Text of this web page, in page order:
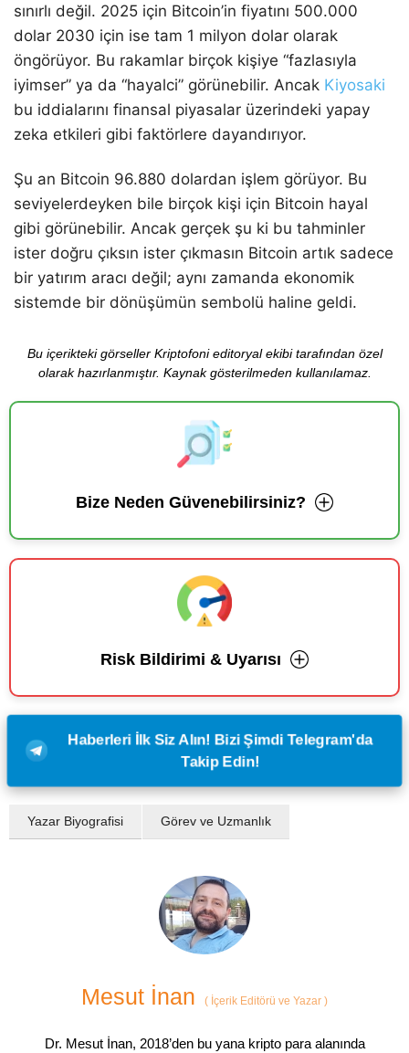
sınırlı değil. 2025 için Bitcoin’in fiyatını 500.000
dolar 2030 için ise tam 1 milyon dolar olarak
öngörüyor. Bu rakamlar birçok kişiye “fazlasıyla
iyimser” ya da “hayalci” görünebilir. Ancak Kiyosaki
bu iddialarını finansal piyasalar üzerindeki yapay
zeka etkileri gibi faktörlere dayandırıyor.
Şu an Bitcoin 96.880 dolardan işlem görüyor. Bu
seviyelerdeyken bile birçok kişi için Bitcoin hayal
gibi görünebilir. Ancak gerçek şu ki bu tahminler
ister doğru çıksın ister çıkmasın Bitcoin artık sadece
bir yatırım aracı değil; aynı zamanda ekonomik
sistemde bir dönüşümün sembolü haline geldi.
Bu içerikteki görseller Kriptofoni editoryal ekibi tarafından özel
olarak hazırlanmıştır. Kaynak gösterilmeden kullanılamaz.
Bize Neden Güvenebilirsiniz?
Risk Bildirimi & Uyarısı
Haberleri İlk Siz Alın! Bizi Şimdi Telegram'da
Takip Edin!
Yazar Biyografisi Görev ve Uzmanlık
Mesut İnan ( İçerik Editörü ve Yazar )
Dr. Mesut İnan, 2018’den bu yana kripto para alanında